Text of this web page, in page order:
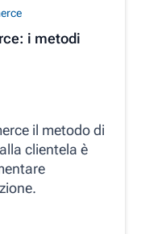
i metodi
il metodo di
clientela è